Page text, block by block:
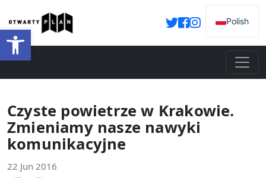
Open toolbar
Polish
Czyste powietrze w Krakowie.
Zmieniamy nasze nawyki
komunikacyjne
22 Jun 2016